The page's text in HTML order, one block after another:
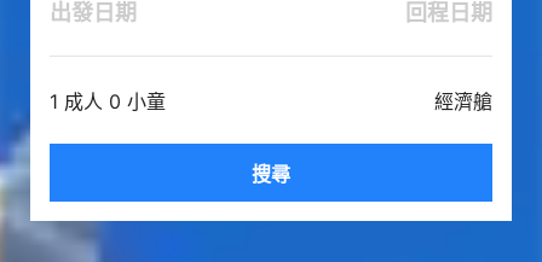
出發日期 回程日期
1 成人 0 小童 經濟艙
搜尋